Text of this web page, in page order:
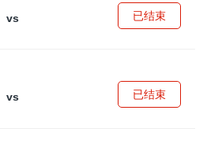
鄂竞技U17
vs
已结束
vs
已结束